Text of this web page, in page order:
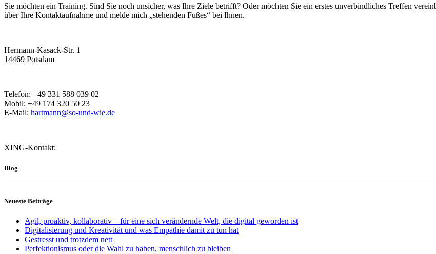
Sie möchten ein Training. Sind Sie noch unsicher, was Ihre Ziele betrifft? Oder möchten Sie ein erstes unverbindliches Treffen
über Ihre Kontaktaufnahme und melde mich „stehenden Fußes“ bei Ihnen.
Hermann-Kasack-Str. 1
14469 Potsdam
Telefon: +49 331 588 039 02
Mobil: +49 174 320 50 23
E-Mail: hartmann@so-und-wie.de
XING-Kontakt:
Blog
Neueste Beiträge
Agil, proaktiv, kollaborativ – für eine sich verändernde Welt, die digital geworden ist
Digitalisierung und Kreativität und was Empathie damit zu tun hat
Gestresst und trotzdem nett
Perfektionismus oder die Wahl zu haben, menschlich zu bleiben